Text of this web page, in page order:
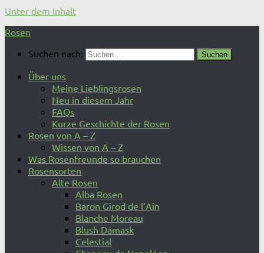
Unter dem Inhalt
Rosen
Suchen nach:
Über uns
Meine Lieblingsrosen
Neu in diesem Jahr
FAQs
Kurze Geschichte der Rosen
Rosen von A – Z
Wissen von A – Z
Was Rosenfreunde so brauchen
Rosensorten
Alte Rosen
Alba Rosen
Baron Girod de l’Ain
Blanche Moreau
Blush Damask
Celestial